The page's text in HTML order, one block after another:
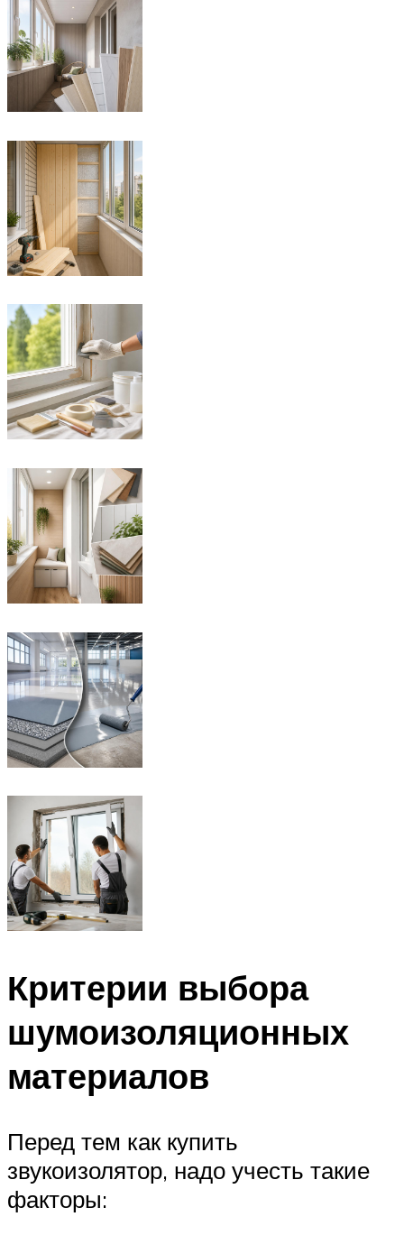
Критерии выбора
шумоизоляционных
материалов
Перед тем как купить
звукоизолятор, надо учесть такие
факторы: